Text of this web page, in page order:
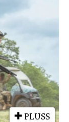
PLUSS